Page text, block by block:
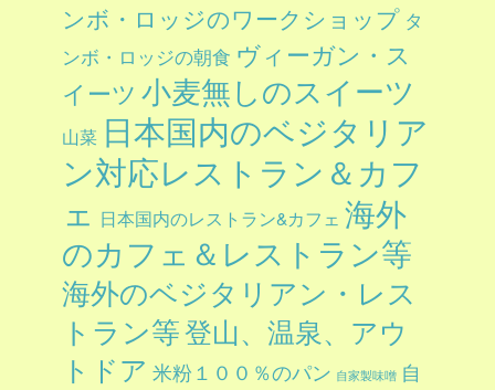
ンボ・ロッジのワークショップ タ
ンボ・ロッジの朝食 ヴィーガン・ス
イーツ 小麦無しのスイーツ
山菜 日本国内のベジタリア
ン対応レストラン＆カフ
ェ 日本国内のレストラン&カフェ 海外
のカフェ＆レストラン等
海外のベジタリアン・レス
トラン等登山、温泉、アウ
トドア 米粉１００％のパン 自家製味噌 自